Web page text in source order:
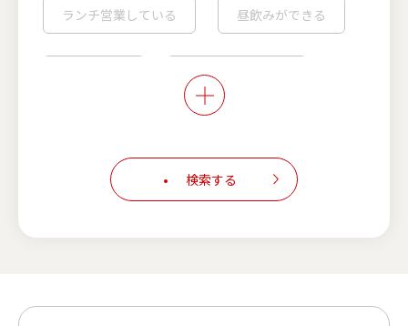
ランチ営業している 昼飲みができる
こだわりの店内※
キャッシュレス決済対応
検索する